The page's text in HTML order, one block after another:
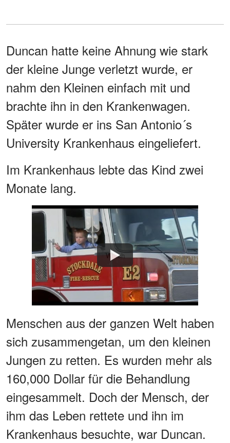
Duncan hatte keine Ahnung wie stark
der kleine Junge verletzt wurde, er
nahm den Kleinen einfach mit und
brachte ihn in den Krankenwagen.
Später wurde er ins San Antonio´s
University Krankenhaus eingeliefert.
Im Krankenhaus lebte das Kind zwei
Monate lang.
Watch
Menschen aus der ganzen Welt haben
sich zusammengetan, um den kleinen
Jungen zu retten. Es wurden mehr als
160,000 Dollar für die Behandlung
eingesammelt. Doch der Mensch, der
ihm das Leben rettete und ihn im
Krankenhaus besuchte, war Duncan.